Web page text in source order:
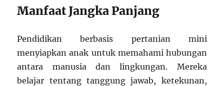
Manfaat Jangka Panjang
Pendidikan berbasis pertanian mini
menyiapkan anak untuk memahami hubungan
antara manusia dan lingkungan. Mereka
belajar tentang tanggung jawab, ketekunan,